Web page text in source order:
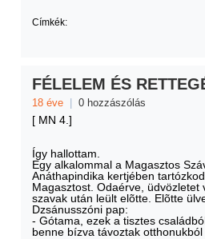
Címkék:
FÉLELEM ÉS
18 éve 0 hozzászólás
[ MN 4.]
Így hallottam.
Egy alkalommal a Magasztos
Anáthapindika kertjében
Magasztost. Odaérve,
szavak után leült elõtte. Elõtte
Dzsánusszóni pap:
- Gótama, ezek a tisztes
benne bízva távoztak